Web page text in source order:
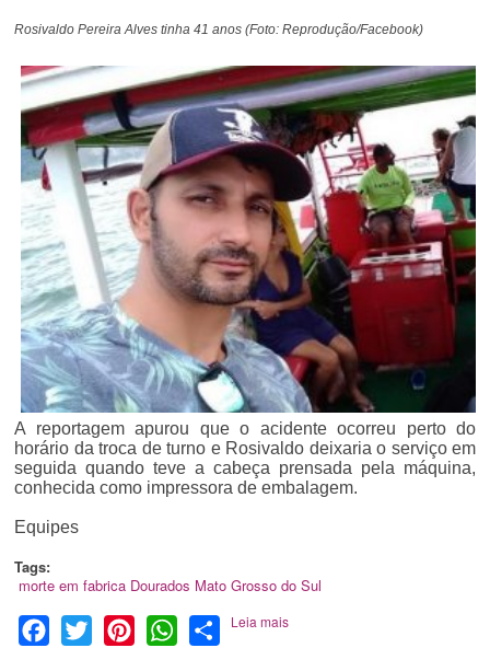
Rosivaldo Pereira Alves tinha 41 anos (Foto: Reprodução/Facebook)
A reportagem apurou que o acidente ocorreu perto do
horário da troca de turno e Rosivaldo deixaria o serviço em
seguida quando teve a cabeça prensada pela máquina,
conhecida como impressora de embalagem.
Equipes
Tags:
morte em fabrica Dourados Mato Grosso do Sul
Facebook
Twitter PinterestWhatsApp
Share
Leia mais